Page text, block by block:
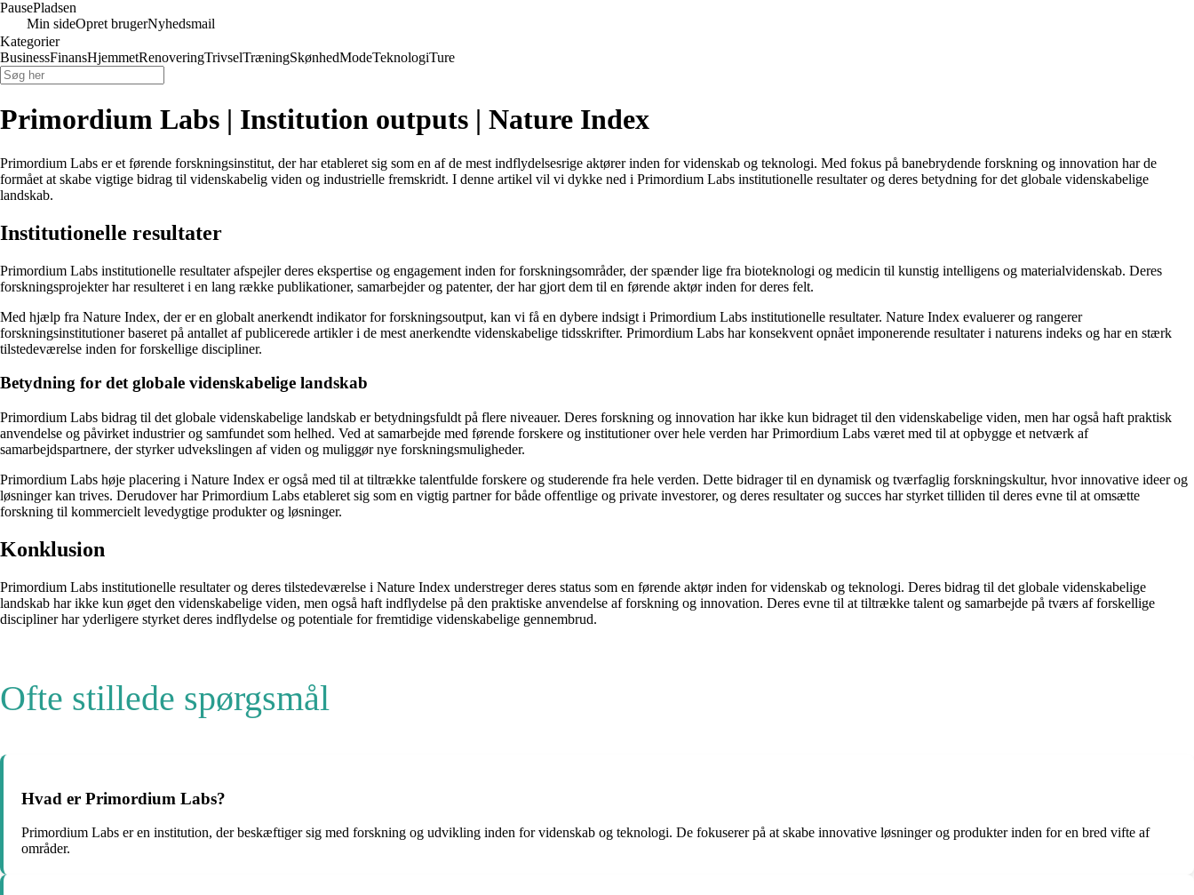
PausePladsen
Min sideOpret brugerNyhedsmail
Kategorier
BusinessFinansHjemmetRenoveringTrivselTræningSkønhedModeTeknologiTure
Primordium Labs | Institution outputs | Nature Index
Primordium Labs er et førende forskningsinstitut, der har etableret sig som en af de mest indflydelsesrige aktører inden for videnskab og teknologi. Med fokus på banebrydende forskning og innovation har de
formået at skabe vigtige bidrag til videnskabelig viden og industrielle fremskridt. I denne artikel vil vi dykke ned i Primordium Labs institutionelle resultater og deres betydning for det globale videnskabelige
landskab.
Institutionelle resultater
Primordium Labs institutionelle resultater afspejler deres ekspertise og engagement inden for forskningsområder, der spænder lige fra bioteknologi og medicin til kunstig intelligens og materialvidenskab. Deres
forskningsprojekter har resulteret i en lang række publikationer, samarbejder og patenter, der har gjort dem til en førende aktør inden for deres felt.
Med hjælp fra Nature Index, der er en globalt anerkendt indikator for forskningsoutput, kan vi få en dybere indsigt i Primordium Labs institutionelle resultater. Nature Index evaluerer og rangerer
forskningsinstitutioner baseret på antallet af publicerede artikler i de mest anerkendte videnskabelige tidsskrifter. Primordium Labs har konsekvent opnået imponerende resultater i naturens indeks og har en stærk
tilstedeværelse inden for forskellige discipliner.
Betydning for det globale videnskabelige landskab
Primordium Labs bidrag til det globale videnskabelige landskab er betydningsfuldt på flere niveauer. Deres forskning og innovation har ikke kun bidraget til den videnskabelige viden, men har også haft praktisk
anvendelse og påvirket industrier og samfundet som helhed. Ved at samarbejde med førende forskere og institutioner over hele verden har Primordium Labs været med til at opbygge et netværk af
samarbejdspartnere, der styrker udvekslingen af viden og muliggør nye forskningsmuligheder.
Primordium Labs høje placering i Nature Index er også med til at tiltrække talentfulde forskere og studerende fra hele verden. Dette bidrager til en dynamisk og tværfaglig forskningskultur, hvor innovative ideer og
løsninger kan trives. Derudover har Primordium Labs etableret sig som en vigtig partner for både offentlige og private investorer, og deres resultater og succes har styrket tilliden til deres evne til at omsætte
forskning til kommercielt levedygtige produkter og løsninger.
Konklusion
Primordium Labs institutionelle resultater og deres tilstedeværelse i Nature Index understreger deres status som en førende aktør inden for videnskab og teknologi. Deres bidrag til det globale videnskabelige
landskab har ikke kun øget den videnskabelige viden, men også haft indflydelse på den praktiske anvendelse af forskning og innovation. Deres evne til at tiltrække talent og samarbejde på tværs af forskellige
discipliner har yderligere styrket deres indflydelse og potentiale for fremtidige videnskabelige gennembrud.
Ofte stillede spørgsmål
Hvad er Primordium Labs?
Primordium Labs er en institution, der beskæftiger sig med forskning og udvikling inden for videnskab og teknologi. De fokuserer på at skabe innovative løsninger og produkter inden for en bred vifte af
områder.